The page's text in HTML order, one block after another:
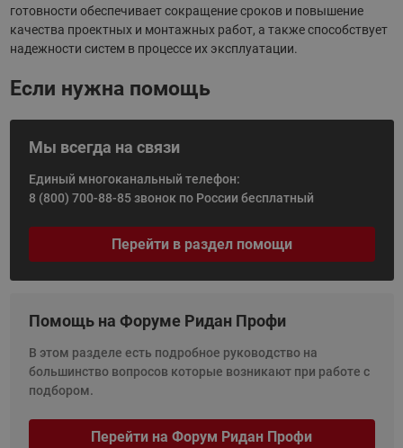
готовности обеспечивает сокращение сроков и повышение
качества проектных и монтажных работ, а также способствует
надежности систем в процессе их эксплуатации.
Если нужна помощь
Мы всегда на связи
Единый многоканальный телефон:
8 (800) 700-88-85звонок по России бесплатный
Перейти в раздел помощи
Помощь на Форуме Ридан Профи
В этом разделе есть подробное руководство на
большинство вопросов которые возникают при работе с
подбором.
Перейти на Форум Ридан Профи